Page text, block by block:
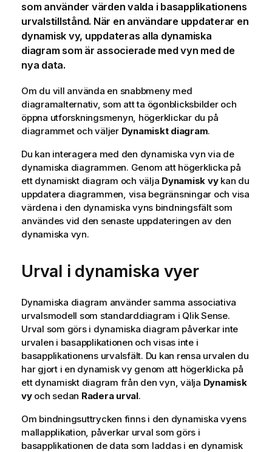
som använder värden valda i basapplikationens
urvalstillstånd. När en användare uppdaterar en
dynamisk vy, uppdateras alla dynamiska
diagram som är associerade med vyn med de
nya data.
Om du vill använda en snabbmeny med
diagramalternativ, som att ta ögonblicksbilderoch
öppna utforskningsmenyn, högerklickar du på
diagrammetoch väljer Dynamiskt diagram.
Du kan interagera med den dynamiska vyn via de
dynamiska diagrammen. Genom att högerklicka på
ett dynamiskt diagram och välja Dynamisk vykan du
uppdatera diagrammen, visa begränsningar och visa
värdena i den dynamiska vyns bindningsfält som
användes vid den senaste uppdateringen av den
dynamiska vyn.
Urval i dynamiska vyer
Dynamiska diagram använder samma associativa
urvalsmodell som standarddiagram i Qlik Sense.
Urval som görs i dynamiska diagram påverkar inte
urvalen i basapplikationen och visas inte i
basapplikationens urvalsfält. Du kan rensa urvalen du
har gjort i en dynamisk vy genom att högerklicka på
ett dynamiskt diagram från den vyn, välja Dynamisk
vyoch sedan Radera urval.
Om bindningsuttrycken finns i den dynamiska vyens
mallapplikation, påverkar urval som görs i
basapplikationen de data som laddas i en dynamisk